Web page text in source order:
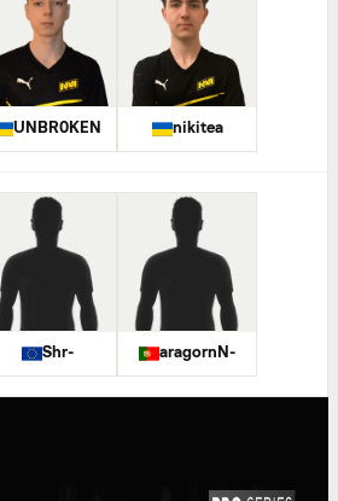
UNBR0KEN nikitea
Shr- aragornN-